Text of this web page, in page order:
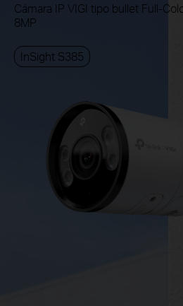
Cámara IP VIGI tipo bullet Full-
8MP
InSight S385